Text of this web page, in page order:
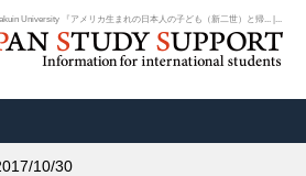
University 『アメリカ生まれの日本人の子ども（新二世）と帰... |...
10/30